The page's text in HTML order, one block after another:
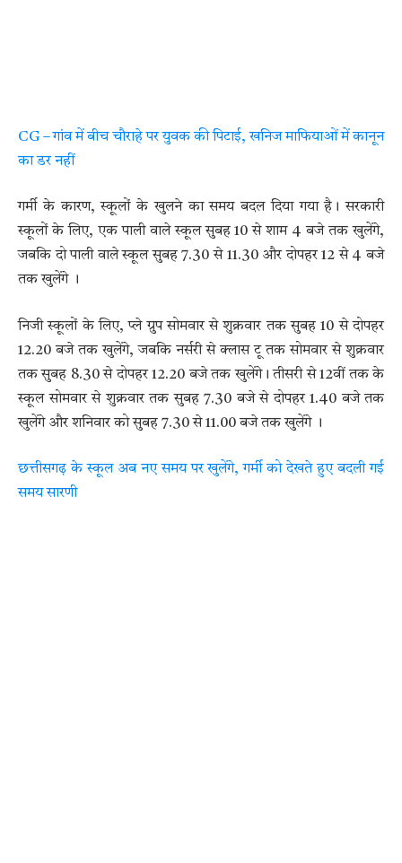
CG – गांव में बीच चौराहे पर युवक की पिटाई, खनिज माफियाओं में कानून
का डर नहीं
गर्मी के कारण, स्कूलों के खुलने का समय बदल दिया गया है। सरकारी
स्कूलों के लिए, एक पाली वाले स्कूल सुबह 10 से शाम 4 बजे तक खुलेंगे,
जबकि दो पाली वाले स्कूल सुबह 7.30 से 11.30 और दोपहर 12 से 4 बजे
तक खुलेंगे ।
निजी स्कूलों के लिए, प्ले ग्रुप सोमवार से शुक्रवार तक सुबह 10 से दोपहर
12.20 बजे तक खुलेंगे, जबकि नर्सरी से क्लास टू तक सोमवार से शुक्रवार
तक सुबह 8.30 से दोपहर 12.20 बजे तक खुलेंगे। तीसरी से 12वीं तक के
स्कूल सोमवार से शुक्रवार तक सुबह 7.30 बजे से दोपहर 1.40 बजे तक
खुलेंगे और शनिवार को सुबह 7.30 से 11.00 बजे तक खुलेंगे ।
छत्तीसगढ़ के स्कूल अब नए समय पर खुलेंगे, गर्मी को देखते हुए बदली गई
समय सारणी